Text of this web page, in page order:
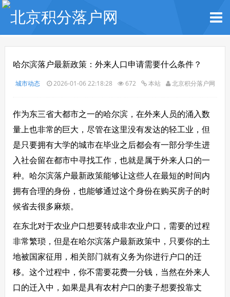
哈尔滨落户最新政策：外来人口申请需要什么条件？
城市动态 2026-01-06 22:18:28 672 本站 北京积分落户网
作为东三省大都市之一的哈尔滨，在外来人员的涌入数
量上也非常的巨大，尽管在这里没有发达的轻工业，但
是只要拥有大学的城市在毕业之后都会有一部分学生进
入社会留在都市中寻找工作，也就是属于外来人口的一
种。哈尔滨落户最新政策能够让这些人在最短的时间内
拥有合理的身份，也能够通过这个身份在购买房子的时
候省去很多麻烦。
在东北对于农业户口想要转成非农业户口，需要的过程
非常繁琐，但是在哈尔滨落户最新政策中，只要你的土
地被国家征用，相关部门就有义务为你进行户口的迁
移。这个过程中，你不需要花费一分钱，当然在外来人
口的迁入中，如果是具有农村户口的妻子想要投靠丈